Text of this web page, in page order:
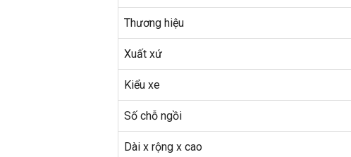
Thương hiệu
Xuất xứ
Kiểu xe
Số chỗ ngồi
Dài x rộng x cao